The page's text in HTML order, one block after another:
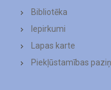
Bibliotēka
Iepirkumi
Lapas karte
Piekļūstamības